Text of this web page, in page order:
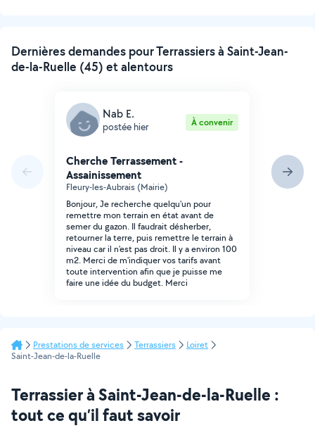
Dernières demandes pour Terrassiers à Saint-Jean-
de-la-Ruelle (45) et alentours
Nab E.
postée hier À convenir
Cherche Terrassement -
Assainissement
Fleury-les-Aubrais (Mairie)
Bonjour, Je recherche quelqu'un pour
remettre mon terrain en état avant de
semer du gazon. Il faudrait désherber,
retourner la terre, puis remettre le terrain à
niveau car il n'est pas droit. Il y a environ 100
m2. Merci de m'indiquer vos tarifs avant
toute intervention afin que je puisse me
faire une idée du budget. Merci
Prestations de services Terrassiers
Loiret
Saint-Jean-de-la-Ruelle
Terrassier à Saint-Jean-de-la-Ruelle :
tout ce qu’il faut savoir